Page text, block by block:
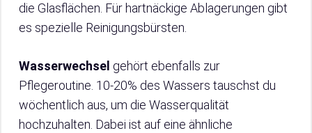
die Glasflächen. Für hartnäckige Ablagerungen gibt
es spezielle Reinigungsbürsten.
Wasserwechsel gehört ebenfalls zur
Pflegeroutine. 10-20% des Wassers tauschst du
wöchentlich aus, um die Wasserqualität
hochzuhalten. Dabei ist auf eine ähnliche